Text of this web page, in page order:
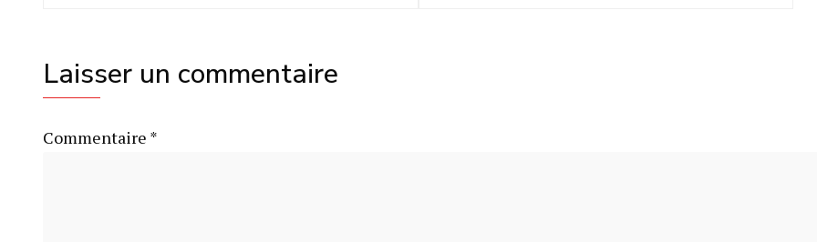
Laisser un commentaire
Commentaire *